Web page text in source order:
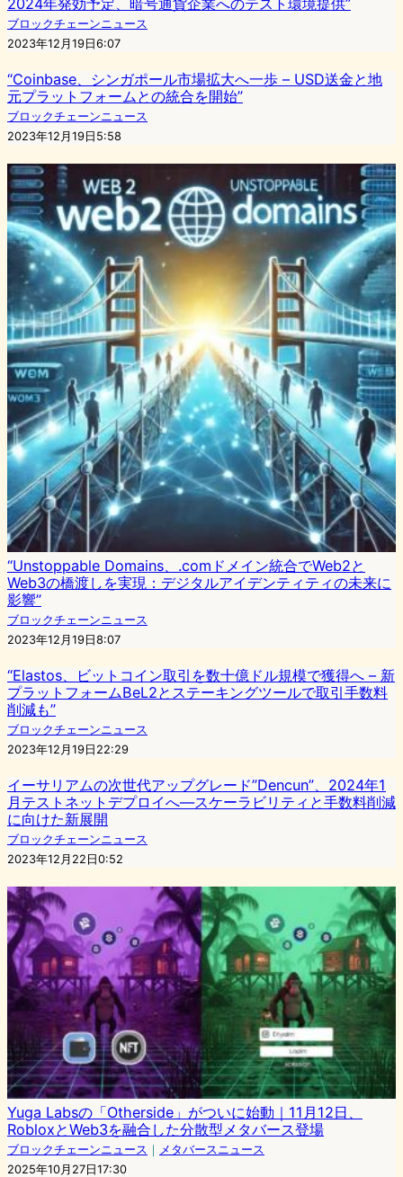
ブロックチェーンニュース
2023年12月19日6:07
“Coinbase、シンガポール市場拡大へ一歩 – USD送金と地
元プラットフォームとの統合を開始”
ブロックチェーンニュース
2023年12月19日5:58
“Unstoppable Domains、.comドメイン統合でWeb2と
Web3の橋渡しを実現：デジタルアイデンティティの未来に
影響”
ブロックチェーンニュース
2023年12月19日8:07
“Elastos、ビットコイン取引を数十億ドル規模で獲得へ – 新
プラットフォームBeL2とステーキングツールで取引手数料
削減も”
ブロックチェーンニュース
2023年12月19日22:29
イーサリアムの次世代アップグレード”Dencun”、2024年1
月テストネットデプロイへ—スケーラビリティと手数料削減
に向けた新展開
ブロックチェーンニュース
2023年12月22日0:52
Yuga Labsの「Otherside」がついに始動｜11月12日、
RobloxとWeb3を融合した分散型メタバース登場
ブロックチェーンニュース ｜ メタバースニュース
2025年10月27日17:30